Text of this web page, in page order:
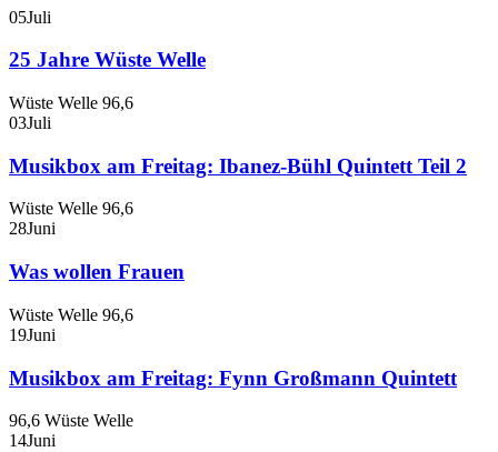
05Juli
25 Jahre Wüste Welle
Wüste Welle 96,6
03Juli
Musikbox am Freitag: Ibanez-Bühl Quintett Teil 2
Wüste Welle 96,6
28Juni
Was wollen Frauen
Wüste Welle 96,6
19Juni
Musikbox am Freitag: Fynn Großmann Quintett
96,6 Wüste Welle
14Juni